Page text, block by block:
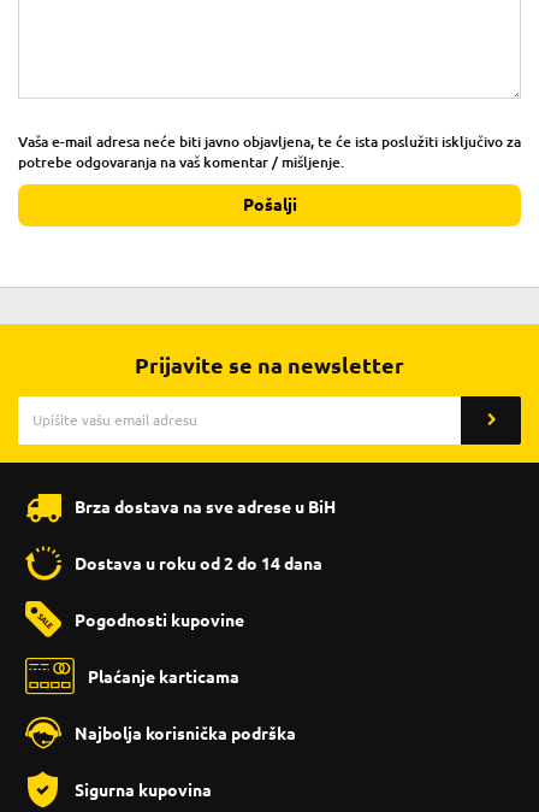
Vaša e-mail adresa neće biti javno objavljena, te će ista poslužiti isključivo za
potrebe odgovaranja na vaš komentar / mišljenje.
Pošalji
Prijavite se na newsletter
Brza dostava na sve adrese u BiH
Dostava u roku od 2 do 14 dana
Pogodnosti kupovine
Plaćanje karticama
Najbolja korisnička podrška
Sigurna kupovina